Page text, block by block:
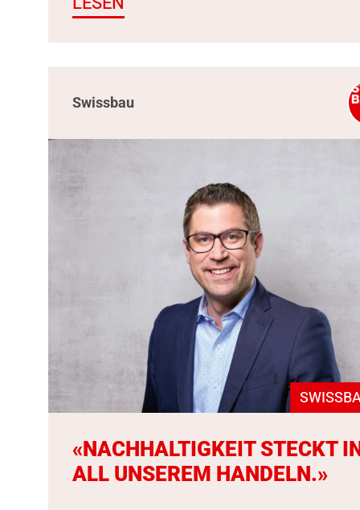
Swissbau
«NACHHALTIGKEIT STECKT
ALL UNSEREM HANDELN.»